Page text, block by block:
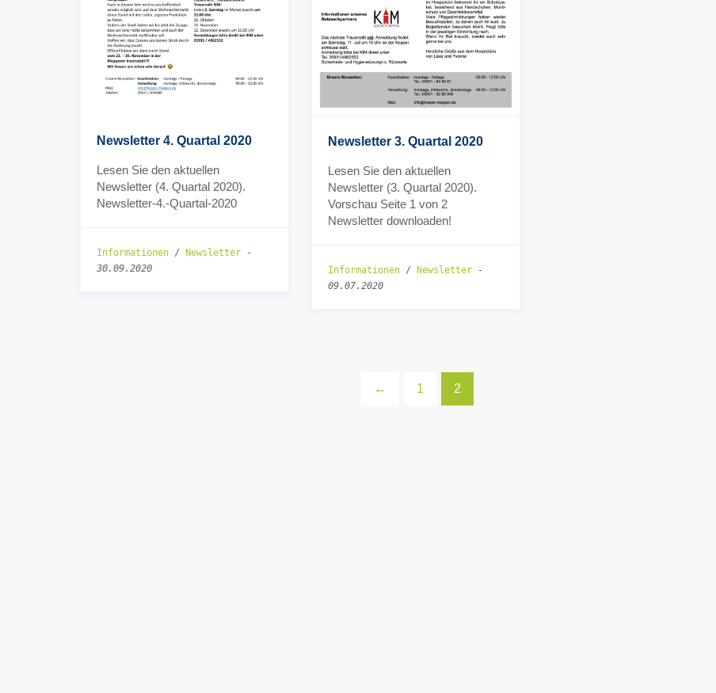
Newsletter 4. Quartal 2020
Lesen Sie den aktuellen
Newsletter (4. Quartal 2020).
Newsletter-4.-Quartal-2020
Informationen / Newsletter -
30.09.2020
Newsletter 3. Quartal 2020
Lesen Sie den aktuellen
Newsletter (3. Quartal 2020).
Vorschau Seite 1 von 2
Newsletter downloaden!
Informationen/ Newsletter-
09.07.2020
← 1 2